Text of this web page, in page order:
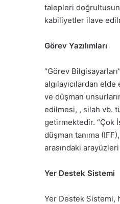
talepleri
kabiliyetler ilave
Görev Yazılımları
“Görev
algılayıcılardan
ve düşman
edilmesi, , silah vb.
getirmektedir. “Çok
düşman tanıma
arasındaki
Yer Destek Sistemi
Yer Destek Sistemi,